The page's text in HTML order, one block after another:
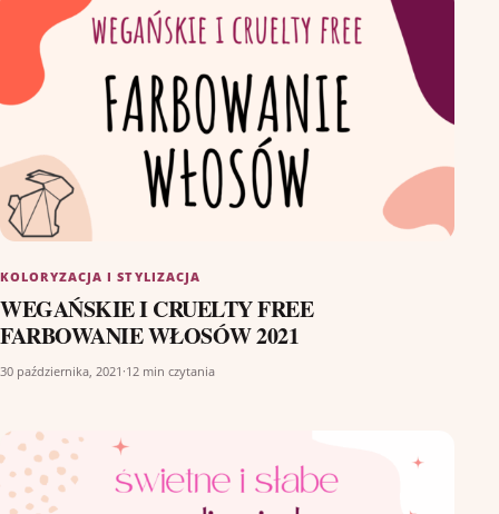
KOLORYZACJA I STYLIZACJA
WEGAŃSKIE I CRUELTY FREE
FARBOWANIE WŁOSÓW 2021
30 października, 2021 ·12 min czytania